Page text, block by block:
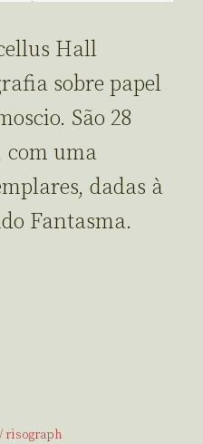
Hall
sobre papel
São 28
com uma
dadas à
Fantasma.
risograph